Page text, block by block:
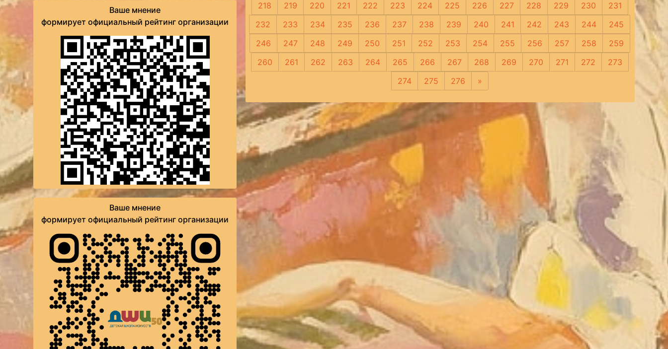
Ваше мнение
формирует официальный рейтинг организации
Ваше мнение
формирует официальный рейтинг организации
218
219 220 221 222 223 224 225 226 227 228 229 230
231
232
233 234 235 236 237 238 239 240 241 242 243 244
245
246
247 248 249 250 251 252 253 254 255 256 257 258
259
260
261 262 263 264 265 266 267 268 269 270 271 272
273
274
275 276 »